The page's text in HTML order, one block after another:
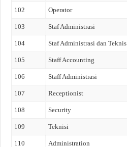
102 Operator
103 Staf Administrasi
104 Staf Administrasi dan Teknis
105 Staff Accounting
106 Staff Administrasi
107 Receptionist
108 Security
109 Teknisi
110 Administration